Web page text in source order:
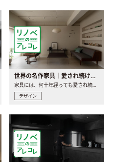
世界の名作家具｜愛され続ける理由と一生モノとの出会い方
家具には、何十年経っても愛され続ける「名作」と呼ばれるもの..
デザイン